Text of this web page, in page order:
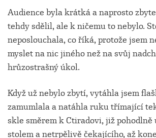
Audience byla krátká a naprosto
tehdy sdělil, ale k ničemu to nebylo.
neposlouchala, co říká, protože jsem
myslet na nic jiného než na svůj
hrůzostrašný úkol.
Když už nebylo zbytí, vytáhla jsem
zamumlala a natáhla ruku třímající
skle směrem k Ctiradovi, již pohodlně
stolem a netrpělivě čekajícího, až